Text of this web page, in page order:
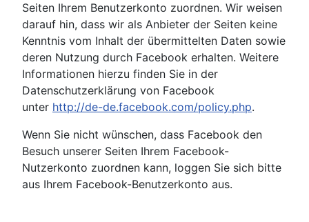
Seiten Ihrem Benutzerkonto zuordnen. Wir weisen
darauf hin, dass wir als Anbieter der Seiten keine
Kenntnis vom Inhalt der übermittelten Daten sowie
deren Nutzung durch Facebook erhalten. Weitere
Informationen hierzu finden Sie in der
Datenschutzerklärung von Facebook
unter http://de-de.facebook.com/policy.php.
Wenn Sie nicht wünschen, dass Facebook den
Besuch unserer Seiten Ihrem Facebook-
Nutzerkonto zuordnen kann, loggen Sie sich bitte
aus Ihrem Facebook-Benutzerkonto aus.